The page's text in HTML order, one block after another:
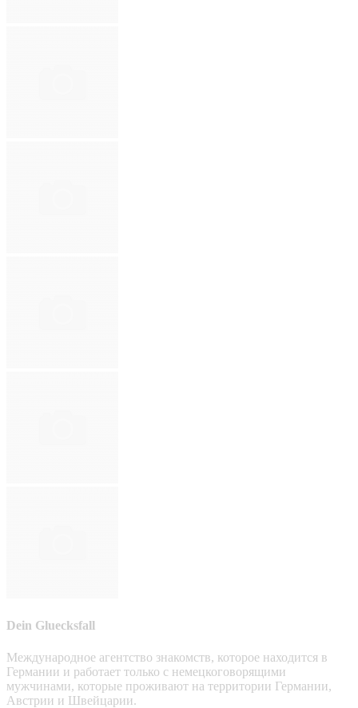
Dein Gluecksfall
Международное агентство знакомств, которое находится в
Германии и работает только с немецкоговорящими
мужчинами, которые проживают на территории Германии,
Австрии и Швейцарии.